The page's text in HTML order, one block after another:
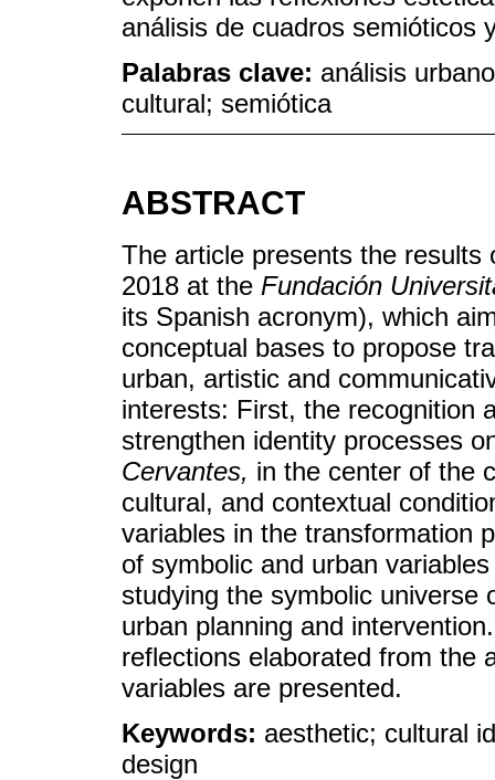
análisis de cuadros semióticos
Palabras clave: análisis
cultural; semiótica
ABSTRACT
The article presents the
2018 at the Fundación
its Spanish acronym), which
conceptual bases to propose
urban, artistic and
interests: First, the recognition
strengthen identity processes
Cervantes, in the center of the
cultural, and contextual
variables in the transformation
of symbolic and urban
studying the symbolic universe
urban planning and
reflections elaborated from the
variables are presented.
Keywords: aesthetic; cultural
design